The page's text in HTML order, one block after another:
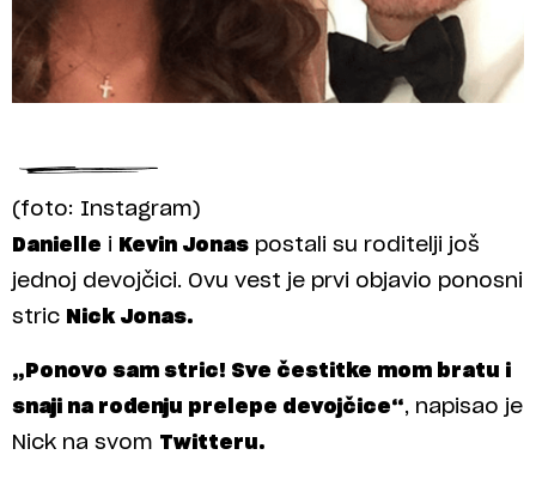
(foto: Instagram)
Danielle i Kevin Jonas postali su roditelji još
jednoj devojčici. Ovu vest je prvi objavio ponosni
stric Nick Jonas.
„Ponovo sam stric! Sve čestitke mom bratu i
snaji na rođenju prelepe devojčice“, napisao je
Nick na svom Twitteru.